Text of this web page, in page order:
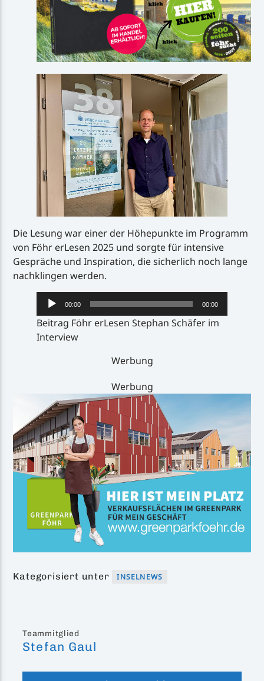
Die Lesung war einer der Höhepunkte im Programm
von Föhr erLesen 2025 und sorgte für intensive
Gespräche und Inspiration, die sicherlich noch lange
nachklingen werden.
Audio-
Player
00:00 00:00
Beitrag Föhr erLesen Stephan Schäfer im
Interview
Werbung
Werbung
Kategorisiert unter INSELNEWS
Teammitglied
Stefan Gaul